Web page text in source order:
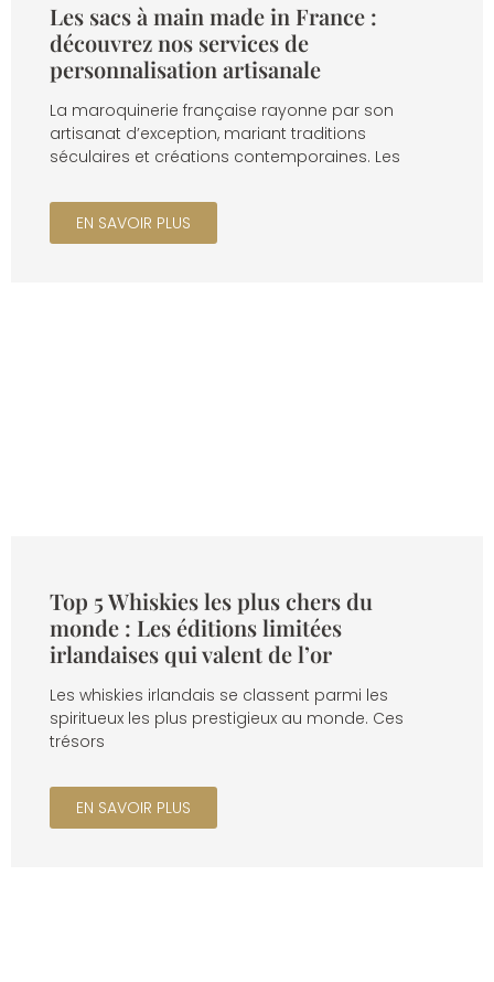
Les sacs à main made in France :
découvrez nos services de
personnalisation artisanale
La maroquinerie française rayonne par son
artisanat d’exception, mariant traditions
séculaires et créations contemporaines. Les
EN SAVOIR PLUS
Top 5 Whiskies les plus chers du
monde : Les éditions limitées
irlandaises qui valent de l’or
Les whiskies irlandais se classent parmi les
spiritueux les plus prestigieux au monde. Ces
trésors
EN SAVOIR PLUS